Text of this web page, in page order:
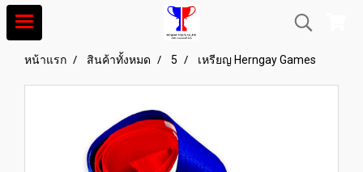
หน้าแรก สินค้าทั้งหมด 5 เหรียญ Herngay Games